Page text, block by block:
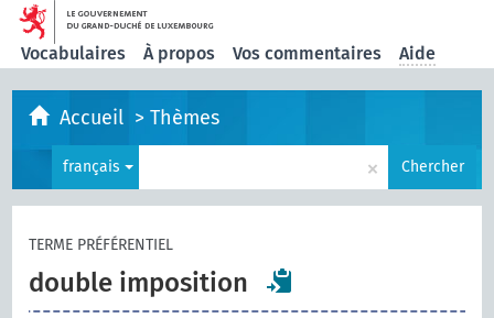
Vocabulaires À propos Vos commentaires Aide
Accueil >Thèmes
français × Chercher
TERME PRÉFÉRENTIEL
double imposition